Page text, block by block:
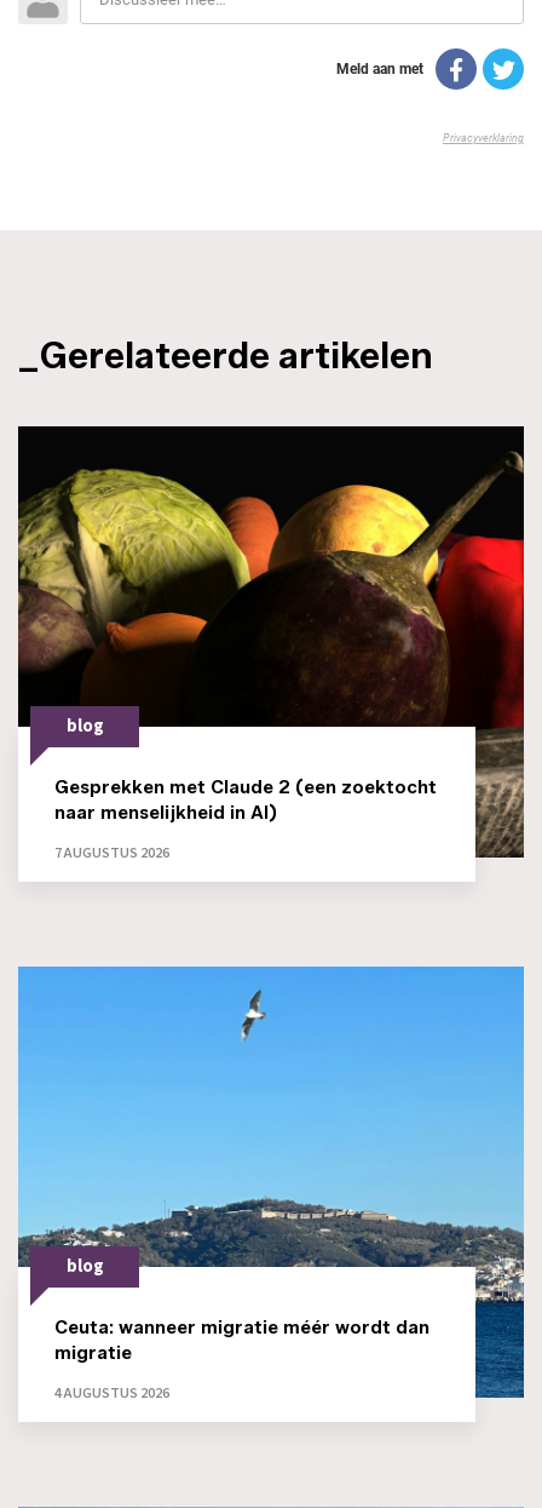
_Gerelateerde artikelen
blog
Gesprekken met Claude 2 (een zoektocht
naar menselijkheid in AI)
7 AUGUSTUS 2026
blog
Ceuta: wanneer migratie méér wordt dan
migratie
4 AUGUSTUS 2026